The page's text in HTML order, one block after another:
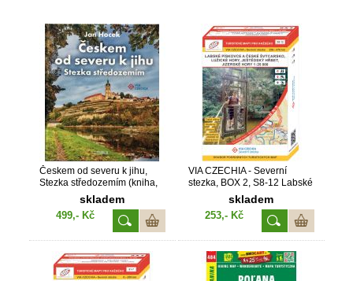
Českem od severu k jihu,
Stezka středozemím (kniha,
VIA CZECHIA)skladem
499,- Kč
VIA CZECHIA - Severní
stezka, BOX 2, S8-12 Labské
pískovce - Jizerské hory 1 :
25 000 (2022, 1. vydání, S8-
skladem
253,- Kč